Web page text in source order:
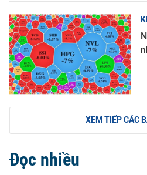
XEM TIẾP CÁC
Đọc nhiều